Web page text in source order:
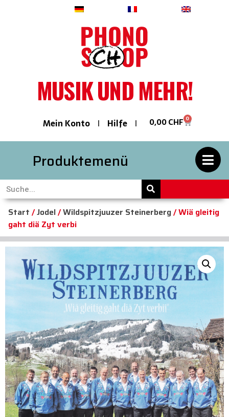
MUSIK UND MEHR!
Mein Konto Hilfe 0,00CHF 0
Produktemenü
Start /Jodel/Wildspitzjuuzer Steinerberg/ Wiä gleitig
gaht diä Zyt verbi